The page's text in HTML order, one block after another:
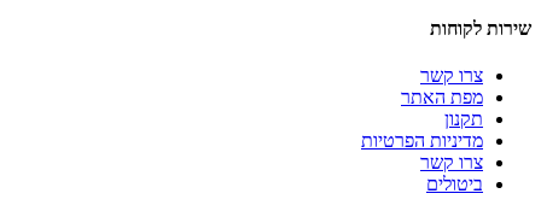
שירות לקוחות
צרו קשר
מפת האתר
תקנון
מדיניות הפרטיות
צרו קשר
ביטולים